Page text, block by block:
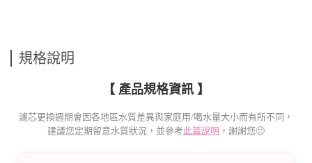
規格說明
【 產品規格資訊 】
濾芯更換週期會因各地區水質差異與家庭用/喝水量大小而有所不同，
建議您定期留意水質狀況，並參考此篇說明 ，謝謝您🙂